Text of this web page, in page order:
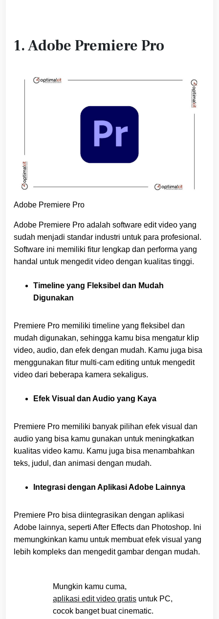
1. Adobe Premiere Pro
Adobe Premiere Pro
Adobe Premiere Pro adalah software edit video yang
sudah menjadi standar industri untuk para profesional.
Software ini memiliki fitur lengkap dan performa yang
handal untuk mengedit video dengan kualitas tinggi.
Timeline yang Fleksibel dan Mudah
Digunakan
Premiere Pro memiliki timeline yang fleksibel dan
mudah digunakan, sehingga kamu bisa mengatur klip
video, audio, dan efek dengan mudah. Kamu juga bisa
menggunakan fitur multi-cam editing untuk mengedit
video dari beberapa kamera sekaligus.
Efek Visual dan Audio yang Kaya
Premiere Pro memiliki banyak pilihan efek visual dan
audio yang bisa kamu gunakan untuk meningkatkan
kualitas video kamu. Kamu juga bisa menambahkan
teks, judul, dan animasi dengan mudah.
Integrasi dengan Aplikasi Adobe Lainnya
Premiere Pro bisa diintegrasikan dengan aplikasi
Adobe lainnya, seperti After Effects dan Photoshop. Ini
memungkinkan kamu untuk membuat efek visual yang
lebih kompleks dan mengedit gambar dengan mudah.
Mungkin kamu cuma,
aplikasi edit video gratis untuk PC,
cocok banget buat cinematic.